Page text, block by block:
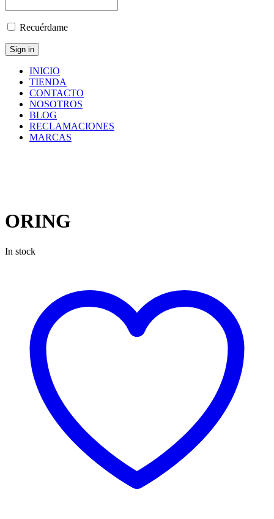
Recuérdame
INICIO
TIENDA
CONTACTO
NOSOTROS
BLOG
RECLAMACIONES
MARCAS
ORING
In stock